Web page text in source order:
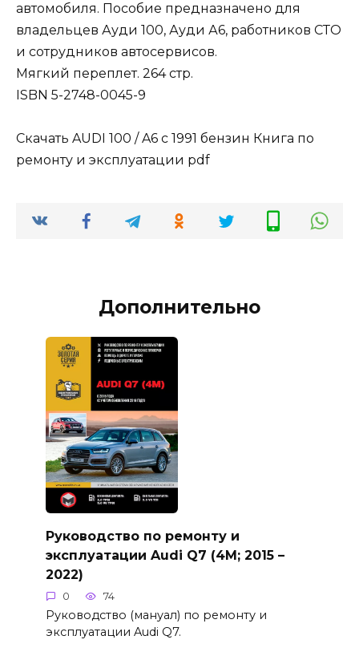
автомобиля. Пособие предназначено для
владельцев Ауди 100, Ауди А6, работников СТО
и сотрудников автосервисов.
Мягкий переплет. 264 стр.
ISBN 5-2748-0045-9
Скачать AUDI 100 / A6 c 1991 бензин Книга по
ремонту и эксплуатации pdf
Дополнительно
Руководство по ремонту и
эксплуатации Audi Q7 (4M; 2015 –
2022)
0 74
Руководство (мануал) по ремонту и
эксплуатации Audi Q7.